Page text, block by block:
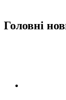
Головні